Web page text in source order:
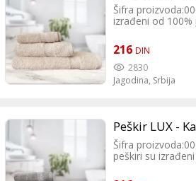
Šifra
izrađeni od
Veliki izbor boja
izboru prave boje
216 DIN
2830
Jagodina, Srbija
Peškir LUX -
Šifra
peškiri su